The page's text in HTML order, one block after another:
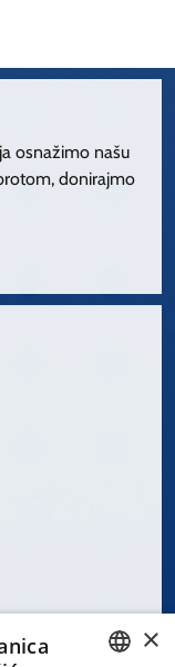
osnažimo našu
donirajmo
×